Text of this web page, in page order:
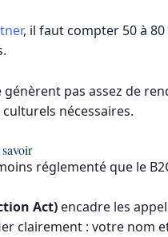
, il faut compter 50 à
pas assez de
nécessaires.
réglementé que le
Act)encadre les
clairement : votre nom